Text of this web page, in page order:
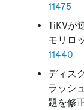
11475
TiKVが
モリロ
11440
ディス
ラッシ
題を修